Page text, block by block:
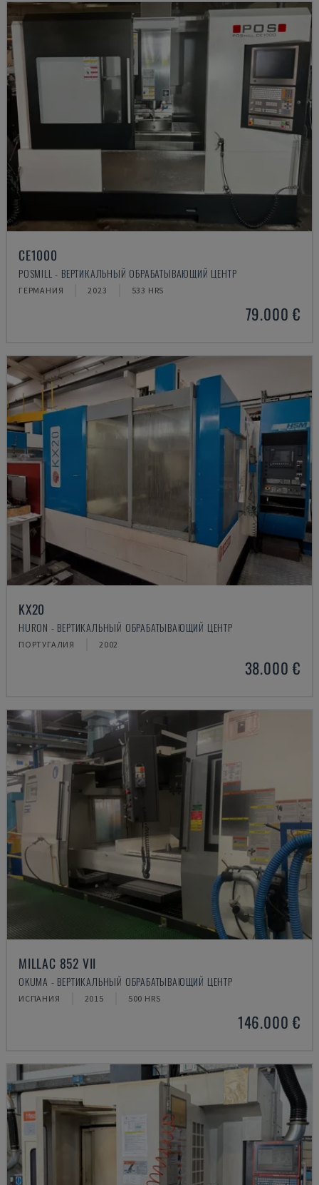
CE1000
POSMILL - ВЕРТИКАЛЬНЫЙ ОБРАБАТЫВАЮЩИЙ ЦЕНТР
ГЕРМАНИЯ 2023 533 HRS
79.000 €
KX20
HURON - ВЕРТИКАЛЬНЫЙ ОБРАБАТЫВАЮЩИЙ ЦЕНТР
ПОРТУГАЛИЯ 2002
38.000 €
MILLAC 852 VII
OKUMA - ВЕРТИКАЛЬНЫЙ ОБРАБАТЫВАЮЩИЙ ЦЕНТР
ИСПАНИЯ 2015 500 HRS
146.000 €